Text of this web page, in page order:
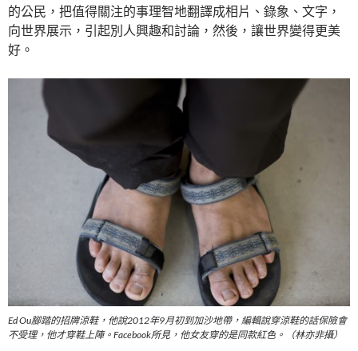
的公民，把值得關注的事理智地翻譯成相片、錄象、文字，
向世界展示，引起別人興趣和討論，然後，讓世界變得更美
好。
Ed Ou腳踏的招牌涼鞋，他說2012年9月初到加沙地帶，編輯說穿涼鞋的話保險會
不受理，他才穿鞋上陣。Facebook所見，他女友穿的是同款紅色。（林亦非攝）